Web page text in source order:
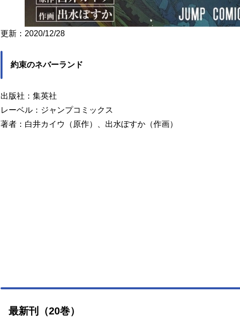
更新：2020/12/28
約束のネバーランド
出版社：集英社
レーベル：ジャンプコミックス
著者：白井カイウ（原作）、出水ぽすか（作画）
最新刊（20巻）
radio 大直会 2nd season